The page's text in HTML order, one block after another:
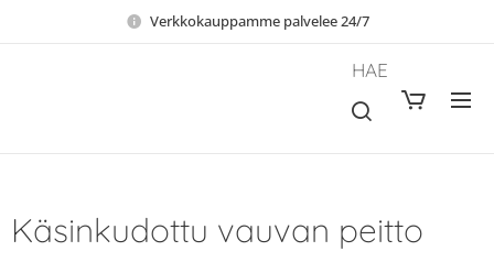
Verkkokauppamme palvelee 24/7
HAE
Käsinkudottu vauvan peitto